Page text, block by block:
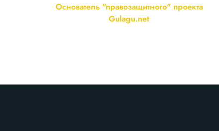
Основатель "правозащитного" проекта
Gulagu.net